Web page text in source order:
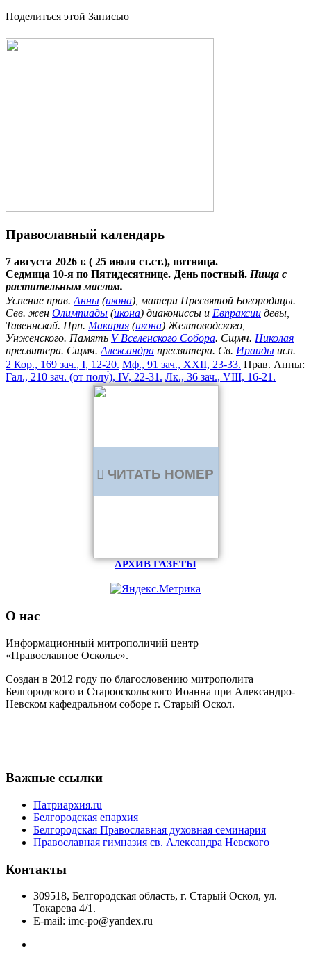
Поделиться этой Записью
Православный календарь
7 августа 2026 г. ( 25 июля ст.ст.), пятница.
Седмица 10-я по Пятидесятнице. День постный. Пища с
растительным маслом.
Успение прав. Анны (икона), матери Пресвятой Богородицы.
Свв. жен Олимпиады (икона) диакониссы и Евпраксии девы,
Тавеннской. Прп. Макария (икона) Желтоводского,
Унженского. Память V Вселенского Собора. Сщмч. Николая
пресвитера. Сщмч. Александра пресвитера. Св. Ираиды исп.
2 Кор., 169 зач., I, 12-20. Мф., 91 зач., XXII, 23-33. Прав. Анны:
Гал., 210 зач. (от полу́), IV, 22-31. Лк., 36 зач., VIII, 16-21.
ЧИТАТЬ НОМЕР
АРХИВ ГАЗЕТЫ
О нас
Информационный митрополичий центр
«Православное Осколье».
Создан в 2012 году по благословению митрополита
Белгородского и Старооскольского Иоанна при Александро-
Невском кафедральном соборе г. Старый Оскол.
Важные ссылки
Патриархия.ru
Белгородская епархия
Белгородская Православная духовная семинария
Православная гимназия св. Александра Невского
Контакты
309518, Белгородская область, г. Старый Оскол, ул.
Токарева 4/1.
E-mail: imc-po@yandex.ru